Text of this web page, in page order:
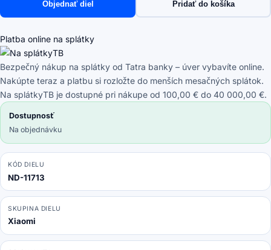
Note
Pro+
5G
24094RAD4G
-
Nabíjací
Konektor
Doska
SIM
Čítač
5600200O16U00
Genuine
Service
Pack
Objednať diel Pridať do košíka
Platba online na splátky
Bezpečný nákup na splátky od Tatra banky – úver vybavíte online.
Nakúpte teraz a platbu si rozložte do menších mesačných splátok.
Na splátkyTB je dostupné pri nákupe od 100,00 € do 40 000,00 €.
Dostupnosť
Na objednávku
KÓD DIELU
ND-11713
SKUPINA DIELU
Xiaomi